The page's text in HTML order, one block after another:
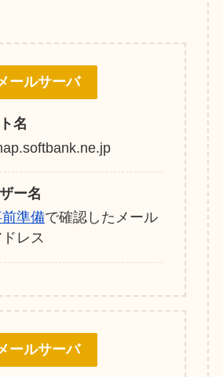
ールサーバ
名
ー名
準備で確認したメール
レス
ールサーバ